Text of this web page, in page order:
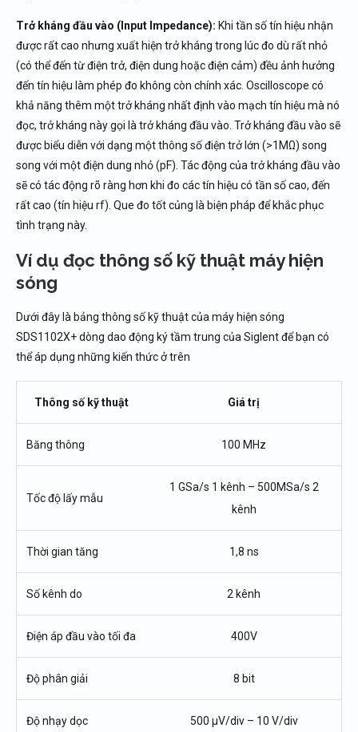
Trở kháng đầu vào (Input Impedance): Khi tần số tín hiệu nhận
được rất cao nhưng xuất hiện trở kháng trong lúc đo dù rất nhỏ
(có thể đến từ điện trở, điện dung hoặc điện cảm) đều ảnh hưởng
đến tín hiệu làm phép đo không còn chính xác. Oscilloscope có
khả năng thêm một trở kháng nhất định vào mạch tín hiệu mà nó
đọc, trở kháng này gọi là trở kháng đầu vào. Trở kháng đầu vào sẽ
được biểu diễn với dạng một thông số điện trở lớn (>1MΩ) song
song với một điện dung nhỏ (pF). Tác động của trở kháng đầu vào
sẽ có tác động rõ ràng hơn khi đo các tín hiệu có tần số cao, đến
rất cao (tín hiệu rf). Que đo tốt củng là biện pháp để khắc phục
tình trạng này.
Ví dụ đọc thông số kỹ thuật máy hiện
sóng
Dưới đây là bảng thông số kỹ thuật của máy hiện sóng
SDS1102X+ dòng dao động ký tầm trung của Siglent để bạn có
thể áp dụng những kiến thức ở trên
Thông số kỹ thuật Giá trị
Băng thông 100 MHz
Tốc độ lấy mẫu
1 GSa/s 1 kênh – 500MSa/s 2
kênh
Thời gian tăng 1,8 ns
Số kênh do 2 kênh
Điện áp đầu vào tối đa 400V
Độ phân giải 8 bit
Độ nhạy dọc 500 μV/div – 10 V/div